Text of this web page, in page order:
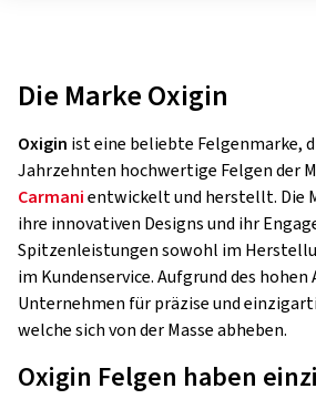
Die Marke Oxigin
Oxigin ist eine beliebte Felgenmarke,
Jahrzehnten hochwertige Felgen der
Carmanientwickelt und herstellt. Die
ihre innovativen Designs und ihr
Spitzenleistungen sowohl im
im Kundenservice. Aufgrund des
Unternehmen für präzise und
welche sich von der Masse abheben.
Oxigin Felgen haben